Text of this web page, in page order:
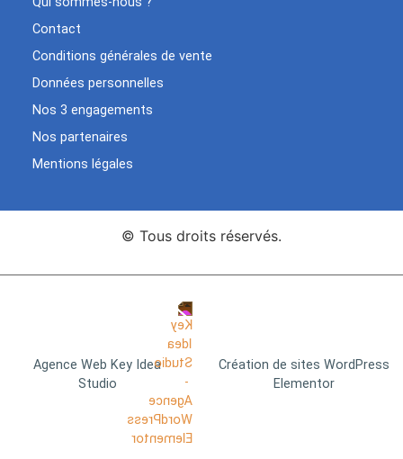
Contact
Conditions générales de vente
Données personnelles
Nos 3 engagements
Nos partenaires
Mentions légales
© Tous droits réservés.
Agence Web Key Idea
Studio
Création de sites WordPress
Elementor